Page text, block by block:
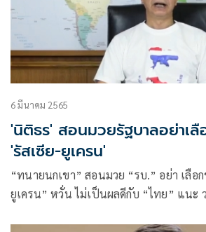
6 มีนาคม 2565
'นิติธร' สอนมวยรัฐบาลอย่าเ
'รัสเซีย-ยูเครน'
“ทนายนกเขา” สอนมวย “รบ.” อย่า เลือ
ยูเครน” หวั่น ไม่เป็นผลดีกับ “ไทย” แนะ